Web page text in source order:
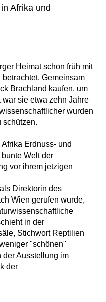
Afrika und
Heimat schon früh mit
Gemeinsam
Brachland kaufen, um
sie etwa zehn Jahre
wurden
schützen.
Erdnuss- und
Welt der
vor ihrem jetzigen
Direktorin des
Wien gerufen wurde,
in der
Stichwort Reptilien
"schönen"
der Ausstellung im
der